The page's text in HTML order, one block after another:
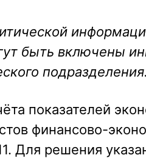
быть включены
подразделения.
показателей
финансово-
Для решения